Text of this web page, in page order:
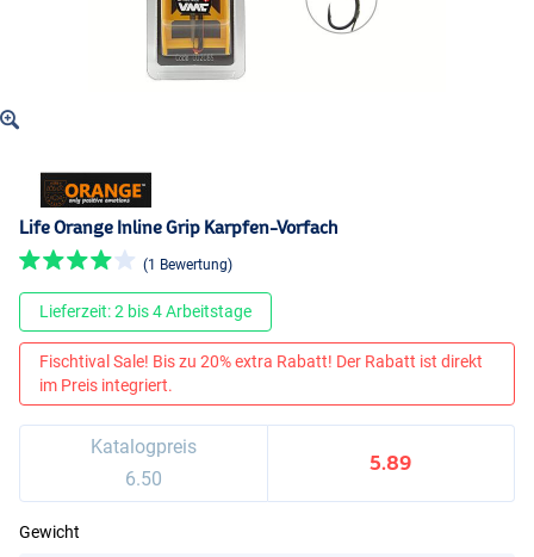
Life Orange Inline Grip Karpfen-Vorfach
(1 Bewertung)
Lieferzeit: 2 bis 4 Arbeitstage
Fischtival Sale! Bis zu 20% extra Rabatt! Der Rabatt ist direkt
im Preis integriert.
Katalogpreis
6.50
5.89
Gewicht